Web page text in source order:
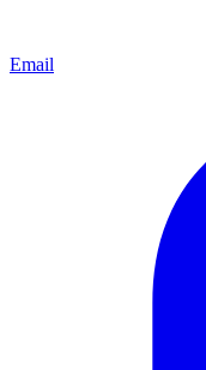
Email